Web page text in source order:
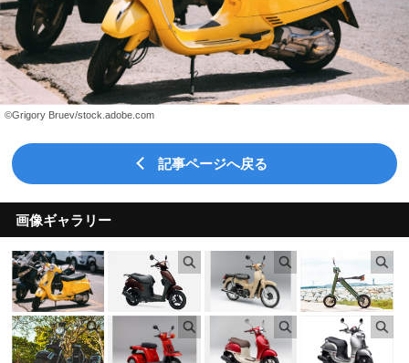
©Grigory Bruev/stock.adobe.com
記事ページへ戻る
画像ギャラリー